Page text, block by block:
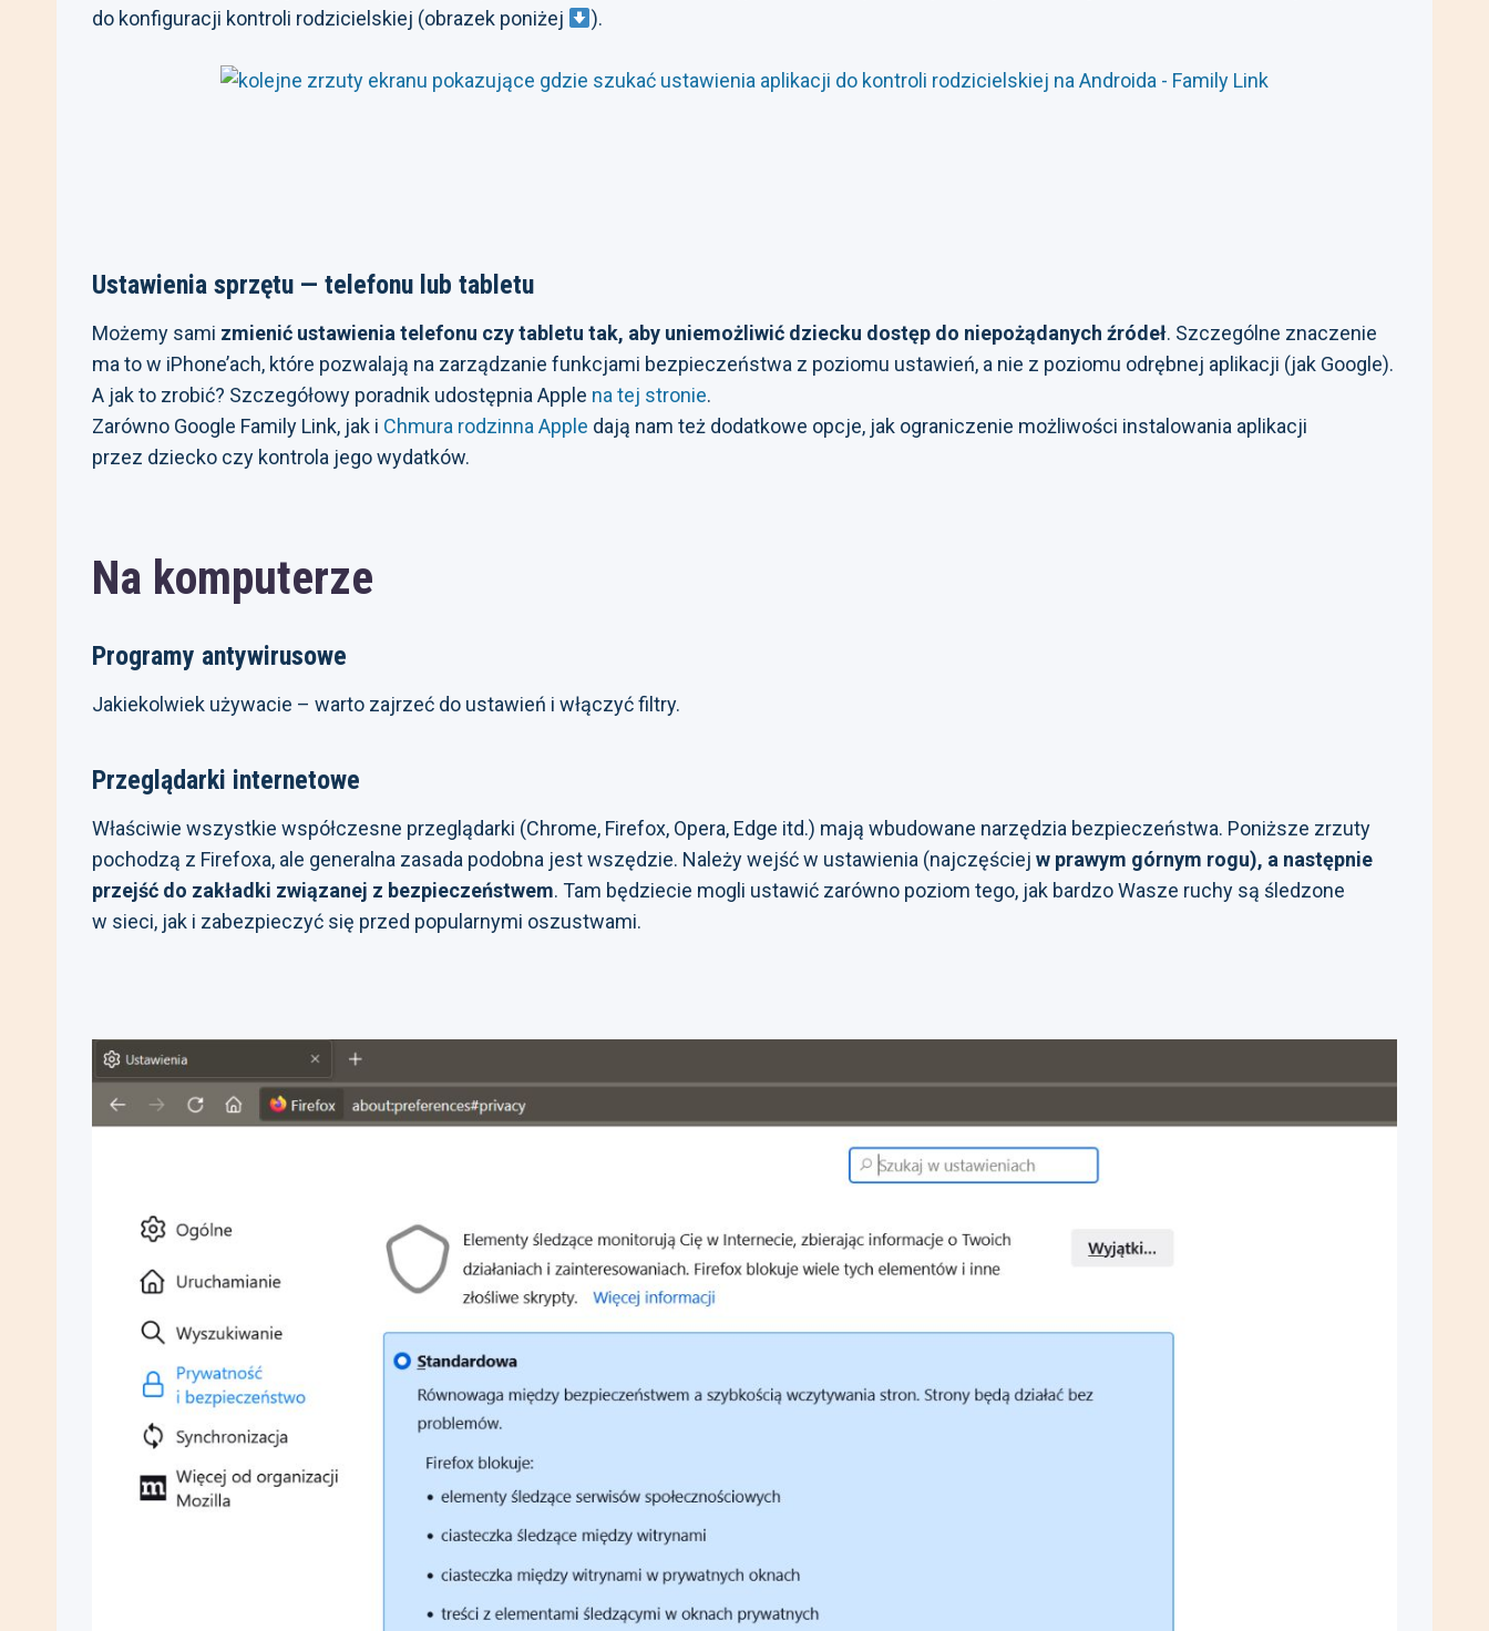
do konfiguracji kontroli rodzicielskiej (obrazek poniżej
).
Ustawienia sprzętu — telefonu lub tabletu
Możemy sami zmienić ustawienia telefonu czy tabletu tak, aby uniemożliwić dziecku dostęp do niepożądanych źródeł. Szczególne znaczenie
ma to w iPhone’ach, które pozwalają na zarządzanie funkcjami bezpieczeństwa z poziomu ustawień, a nie z poziomu odrębnej aplikacji (jak Google).
A jak to zrobić? Szczegółowy poradnik udostępnia Apple na tej stronie.
Zarówno Google Family Link, jak i Chmura rodzinna Apple dają nam też dodatkowe opcje, jak ograniczenie możliwości instalowania aplikacji
przez dziecko czy kontrola jego wydatków.
Na komputerze
Programy antywirusowe
Jakiekolwiek używacie – warto zajrzeć do ustawień i włączyć filtry.
Przeglądarki internetowe
Właściwie wszystkie współczesne przeglądarki (Chrome, Firefox, Opera, Edge itd.) mają wbudowane narzędzia bezpieczeństwa. Poniższe zrzuty
pochodzą z Firefoxa, ale generalna zasada podobna jest wszędzie. Należy wejść w ustawienia (najczęściej w prawym górnym rogu), a następnie
przejść do zakładki związanej z bezpieczeństwem. Tam będziecie mogli ustawić zarówno poziom tego, jak bardzo Wasze ruchy są śledzone
w sieci, jak i zabezpieczyć się przed popularnymi oszustwami.